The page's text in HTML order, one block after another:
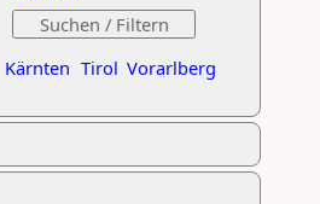
Kärnten Tirol Vorarlberg